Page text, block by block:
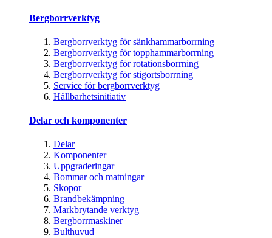
Bergborrverktyg
Bergborrverktyg för sänkhammarborrning
Bergborrverktyg för topphammarborrning
Bergborrverktyg för rotationsborrning
Bergborrverktyg för stigortsborrning
Service för bergborrverktyg
Hållbarhetsinitiativ
Delar och komponenter
Delar
Komponenter
Uppgraderingar
Bommar och matningar
Skopor
Brandbekämpning
Markbrytande verktyg
Bergborrmaskiner
Bulthuvud